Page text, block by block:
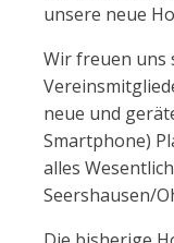
unsere neue
Wir freuen uns
neue und
Smartphone)
alles
Seershausen/